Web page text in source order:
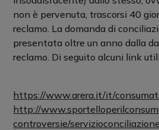
non è pervenuta, trascorsi 40
reclamo. La domanda di
presentata oltre un anno dalla
reclamo. Di seguito alcuni link
https://www.arera.it/it/
http://
controversie/